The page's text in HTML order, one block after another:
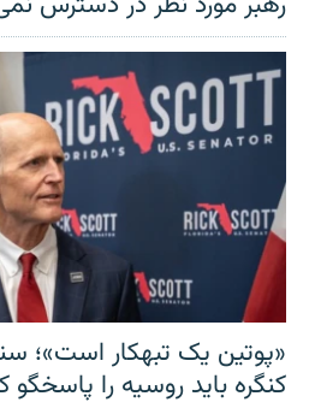
«پوتین یک تبهکار است»؛
کنگره باید روسیه را پاسخگو